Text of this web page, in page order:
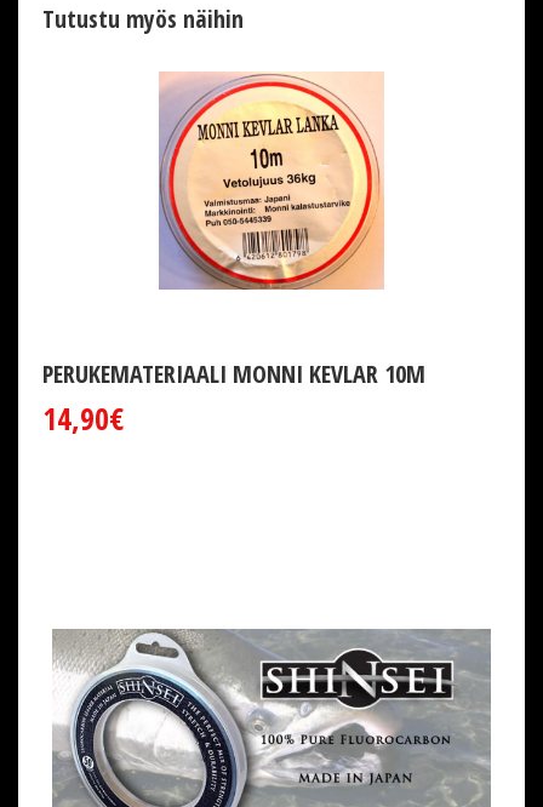
Tutustu myös näihin
PERUKEMATERIAALI MONNI KEVLAR 10M
14,90€